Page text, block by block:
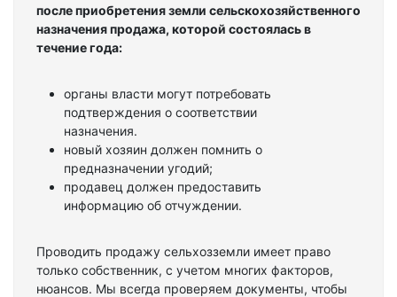
после приобретения земли сельскохозяйственного
назначения продажа, которой состоялась в
течение года:
органы власти могут потребовать
подтверждения о соответствии
назначения.
новый хозяин должен помнить о
предназначении угодий;
продавец должен предоставить
информацию об отчуждении.
Проводить продажу сельхозземли имеет право
только собственник, с учетом многих факторов,
нюансов. Мы всегда проверяем документы, чтобы